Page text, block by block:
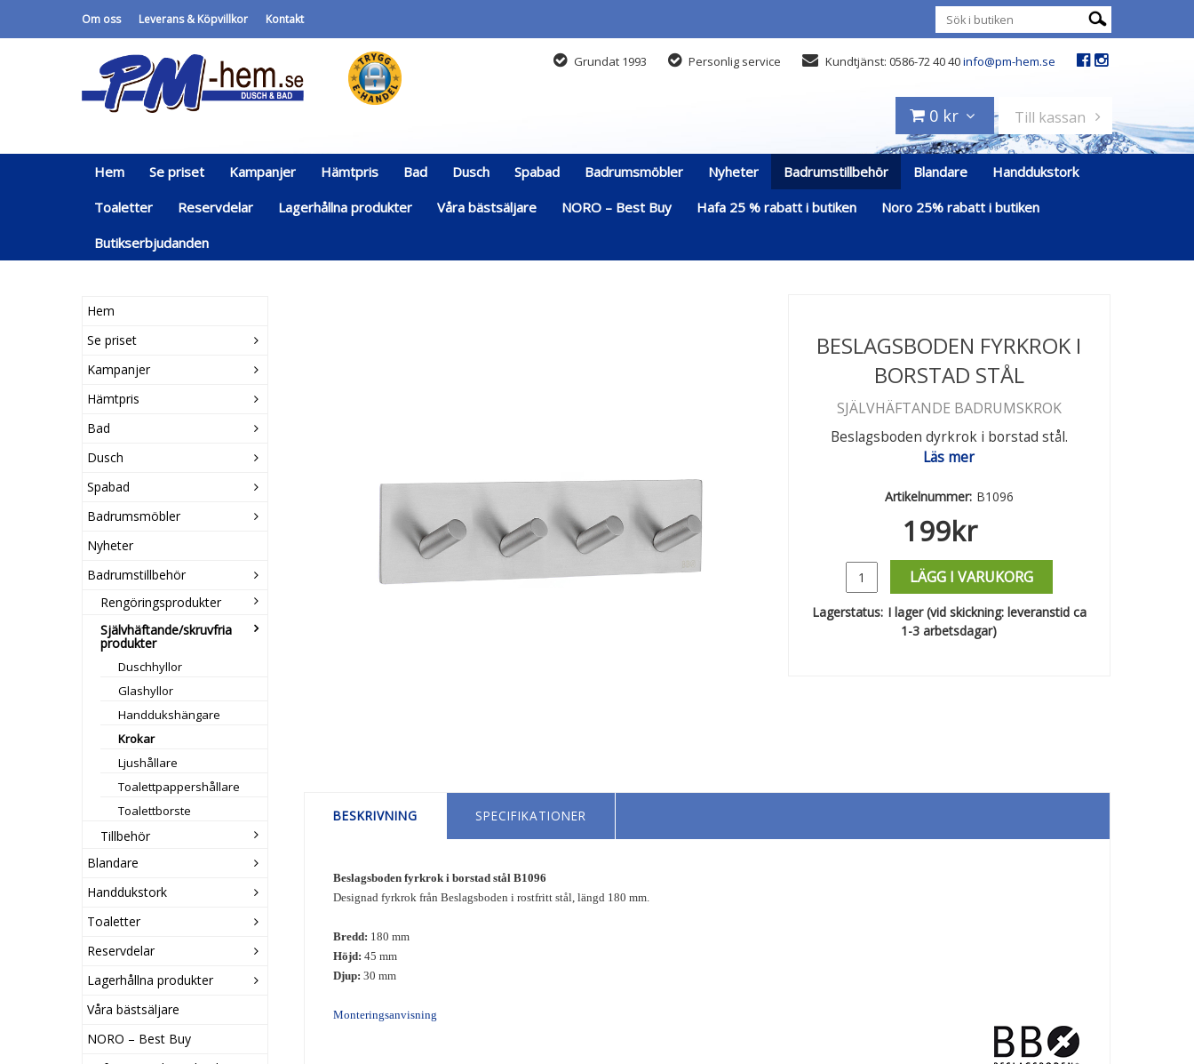
Om oss Leverans & Köpvillkor Kontakt
Grundat 1993 Personlig service Kundtjänst: 0586-72 40 40info@pm-hem.se
0 kr Till kassan
Hem Se priset Kampanjer Hämtpris Bad Dusch Spabad Badrumsmöbler Nyheter Badrumstillbehör Blandare
Handdukstork
Toaletter
Reservdelar Lagerhållna produkter Våra bästsäljare NORO – Best Buy Hafa 25 % rabatt i butiken
Noro 25% rabatt i butiken
Butikserbjudanden
Hem
Se priset
Kampanjer
Hämtpris
Bad
Dusch
Spabad
Badrumsmöbler
Nyheter
Badrumstillbehör
Rengöringsprodukter
Självhäftande/skruvfria
produkter
Duschhyllor
Glashyllor
Handdukshängare
Krokar
Ljushållare
Toalettpappershållare
Toalettborste
Tillbehör
Blandare
Handdukstork
Toaletter
Reservdelar
Lagerhållna produkter
Våra bästsäljare
NORO – Best Buy
BESLAGSBODEN FYRKROK I
BORSTAD STÅL
SJÄLVHÄFTANDE BADRUMSKROK
Beslagsboden dyrkrok i borstad stål.
Läs mer
Artikelnummer: B1096
199kr
LÄGG I VARUKORG
Lagerstatus: I lager (vid skickning: leveranstid ca
1-3 arbetsdagar)
BESKRIVNING SPECIFIKATIONER
Beslagsboden fyrkrok i borstad stål B1096
Designad fyrkrok från Beslagsboden i rostfritt stål, längd 180 mm.
Bredd: 180 mm
Höjd: 45 mm
Djup: 30 mm
Monteringsanvisning